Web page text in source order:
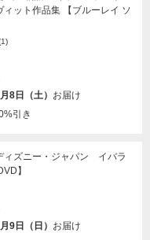
ィット作品集 【ブルーレイ ソ
8日（土） お届け
引き
ィズニー・ジャパン イバラ
】
9日（日） お届け